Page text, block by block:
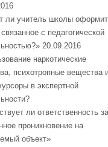
ли учитель школы
с педагогической
20.09.2016
наркотические
психотропные вещества
в экспертной
ли ответственность за
проникновение на
объект»